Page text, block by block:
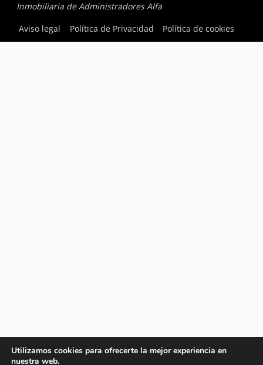
Inmobiliaria de Administradores Alfa
Aviso legal
Política de Privacidad Política de cookies
Utilizamos cookies para ofrecerte la mejor experiencia en
nuestra web.